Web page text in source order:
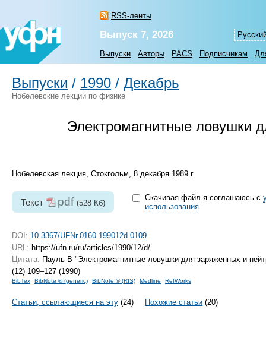
RSS-ленты
Выпуск 7, 2026
Выпуски Авторы PACS Подписчикам
Выпуски / 1990 / Декабрь
Нобелевские лекции по физике
Электромагнитные ловушки
Нобелевская лекция, Стокгольм, 8 декабря 1989 г.
Текст pdf (528 Кб)
Скачивая файл я соглашаюсь с
использования.
DOI: 10.3367/UFNr.0160.199012d.0109
URL: https://ufn.ru/ru/articles/1990/12/d/
Цитата: Пауль В "Электромагнитные ловушки для заряженных и
(12) 109–127 (1990)
BibTex BibNote ® (generic) BibNote ® (RIS) Medline RefWorks
Статьи, ссылающиеся на эту (24) Похожие статьи (20)